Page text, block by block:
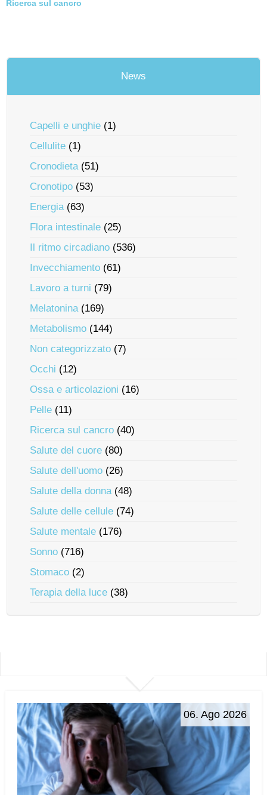
Ricerca sul cancro
News
Capelli e unghie (1)
Cellulite (1)
Cronodieta(51)
Cronotipo (53)
Energia(63)
Flora intestinale (25)
Il ritmo circadiano (536)
Invecchiamento (61)
Lavoro a turni (79)
Melatonina(169)
Metabolismo (144)
Non categorizzato (7)
Occhi (12)
Ossa e articolazioni (16)
Pelle (11)
Ricerca sul cancro (40)
Salute del cuore (80)
Salute dell'uomo (26)
Salute della donna(48)
Salute delle cellule (74)
Salute mentale (176)
Sonno (716)
Stomaco (2)
Terapia della luce (38)
06. Ago 2026